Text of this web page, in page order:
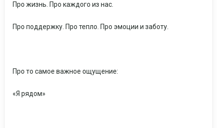
Про жизнь. Про каждого из нас.
Про поддержку. Про тепло. Про эмоции и заботу.
Про то самое важное ощущение:
«Я рядом»